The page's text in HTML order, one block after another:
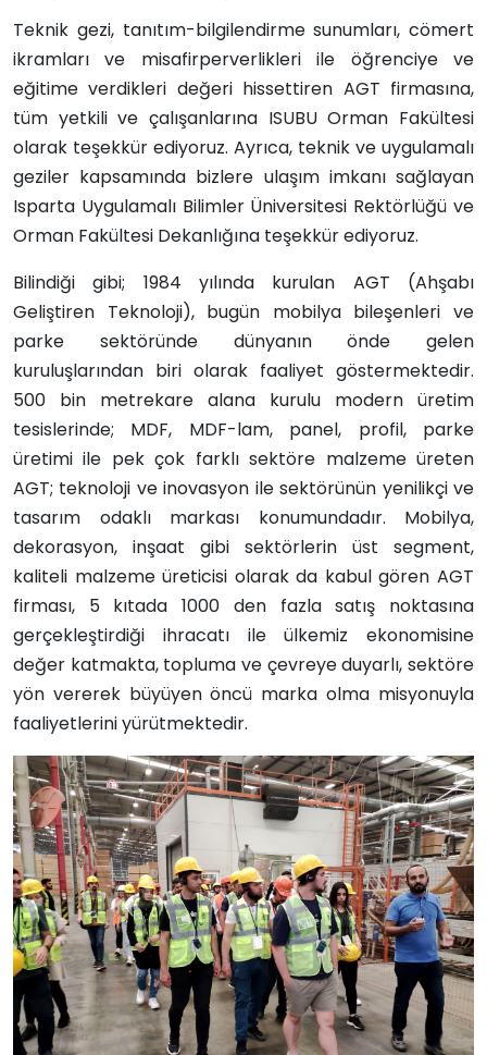
Teknik gezi, tanıtım-bilgilendirme sunumları, cömert
ikramları ve misafirperverlikleri ile öğrenciye ve
eğitime verdikleri değeri hissettiren AGT firmasına,
tüm yetkili ve çalışanlarına ISUBU Orman Fakültesi
olarak teşekkür ediyoruz. Ayrıca, teknik ve uygulamalı
geziler kapsamında bizlere ulaşım imkanı sağlayan
Isparta Uygulamalı Bilimler Üniversitesi Rektörlüğü ve
Orman Fakültesi Dekanlığına teşekkür ediyoruz.
Bilindiği gibi; 1984 yılında kurulan AGT (Ahşabı
Geliştiren Teknoloji), bugün mobilya bileşenleri ve
parke sektöründe dünyanın önde gelen
kuruluşlarından biri olarak faaliyet göstermektedir.
500 bin metrekare alana kurulu modern üretim
tesislerinde; MDF, MDF-lam, panel, profil, parke
üretimi ile pek çok farklı sektöre malzeme üreten
AGT; teknoloji ve inovasyon ile sektörünün yenilikçi ve
tasarım odaklı markası konumundadır. Mobilya,
dekorasyon, inşaat gibi sektörlerin üst segment,
kaliteli malzeme üreticisi olarak da kabul gören AGT
firması, 5 kıtada 1000 den fazla satış noktasına
gerçekleştirdiği ihracatı ile ülkemiz ekonomisine
değer katmakta, topluma ve çevreye duyarlı, sektöre
yön vererek büyüyen öncü marka olma misyonuyla
faaliyetlerini yürütmektedir.